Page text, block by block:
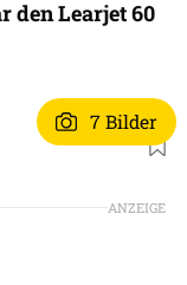
den Learjet 60
7 Bilder
ANZEIGE